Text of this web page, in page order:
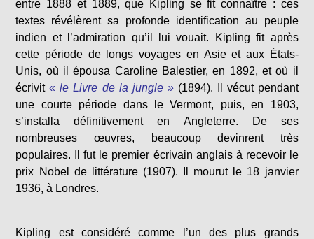
entre 1888 et 1889, que Kipling se fit connaître : ces
textes révélèrent sa profonde identification au peuple
indien et l’admiration qu’il lui vouait. Kipling fit après
cette période de longs voyages en Asie et aux États-
Unis, où il épousa Caroline Balestier, en 1892, et où il
écrivit «le Livre de la jungle »(1894). Il vécut pendant
une courte période dans le Vermont, puis, en 1903,
s’installa définitivement en Angleterre. De ses
nombreuses œuvres, beaucoup devinrent très
populaires. Il fut le premier écrivain anglais à recevoir le
prix Nobel de littérature (1907). Il mourut le 18 janvier
1936, à Londres.
Kipling est considéré comme l’un des plus grands